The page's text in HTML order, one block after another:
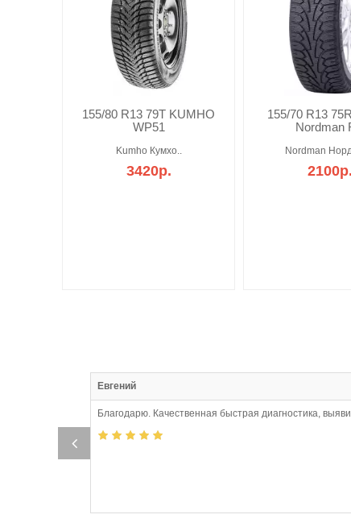
155/80 R13 79T KUMHO
WP51
Kumho Кумхо..
3420р.
155/70 R13
Nordman
Nordman
2100р.
Евгений
Благодарю. Качественная быстрая диагностика,